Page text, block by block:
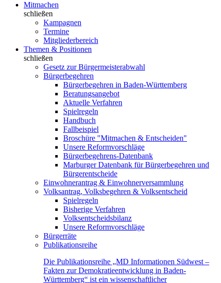
Mitmachen
schließen
Kampagnen
Termine
Mitgliederbereich
Themen & Positionen
schließen
Gesetz zur Bürgermeisterabwahl
Bürgerbegehren
Bürgerbegehren in Baden-Württemberg
Beratungsangebot
Aktuelle Verfahren
Spielregeln
Handbuch
Fallbeispiel
Broschüre "Mitmachen & Entscheiden"
Unsere Reformvorschläge
Bürgerbegehrens-Datenbank
Marburger Datenbank für Bürgerbegehren und
Bürgerentscheide
Einwohnerantrag & Einwohnerversammlung
Volksantrag, Volksbegehren & Volksentscheid
Spielregeln
Bisherige Verfahren
Volksentscheidsbilanz
Unsere Reformvorschläge
Bürgerräte
Publikationsreihe
Die Publikationsreihe „MD Informationen Südwest –
Fakten zur Demokratieentwicklung in Baden-
Württemberg“ ist ein wissenschaftlicher